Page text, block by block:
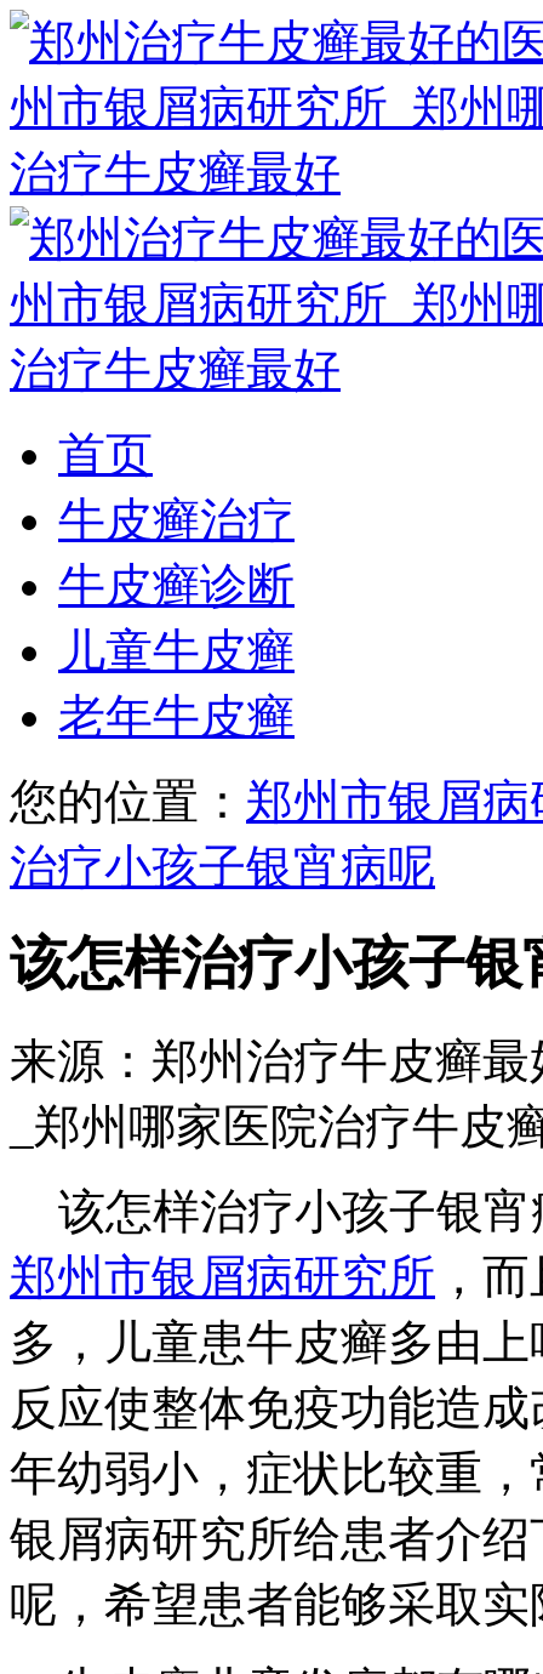
首页
牛皮癣治疗
牛皮癣诊断
儿童牛皮癣
老年牛皮癣
您的位置： 郑州市银屑病
治疗小孩子银宵病呢
该怎样治疗小孩子银
来源：郑州治疗牛皮癣
_郑州哪家医院治疗牛皮
该怎样治疗小孩子银宵
郑州市银屑病研究所 ，
多，儿童患牛皮癣多由
反应使整体免疫功能造
年幼弱小，症状比较重
银屑病研究所给患者介
呢，希望患者能够采取